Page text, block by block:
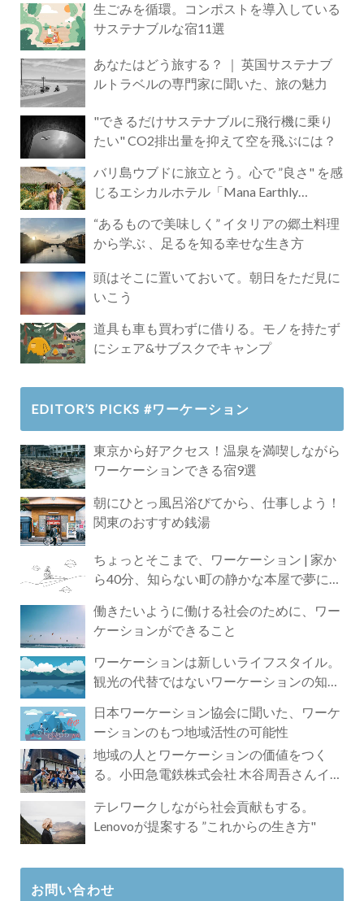
生ごみを循環。コンポストを導入している
サステナブルな宿11選
あなたはどう旅する？ ｜ 英国サステナブ
ルトラベルの専門家に聞いた、旅の魅力
"できるだけサステナブルに飛行機に乗り
たい" CO2排出量を抑えて空を飛ぶには？
バリ島ウブドに旅立とう。心で ”良さ" を感
じるエシカルホテル「Mana Earthly
“あるもので美味しく” イタリアの郷土料理
から学ぶ 、足るを知る幸せな生き方
頭はそこに置いておいて。朝日をただ見に
いこう
道具も車も買わずに借りる。モノを持たず
にシェア&サブスクでキャンプ
EDITOR’S PICKS #ワーケーション
東京から好アクセス！温泉を満喫しながら
ワーケーションできる宿9選
朝にひとっ風呂浴びてから、仕事しよう！
関東のおすすめ銭湯
ちょっとそこまで、ワーケーション | 家か
ら40分、知らない町の静かな本屋で夢に近
働きたいように働ける社会のために、ワー
ケーションができること
ワーケーションは新しいライフスタイル。
観光の代替ではないワーケーションの知ら
日本ワーケーション協会に聞いた、ワーケ
ーションのもつ地域活性の可能性
地域の人とワーケーションの価値をつく
る。小田急電鉄株式会社 木谷周吾さんイン
テレワークしながら社会貢献もする。
Lenovoが提案する ”これからの生き方"
お問い合わせ